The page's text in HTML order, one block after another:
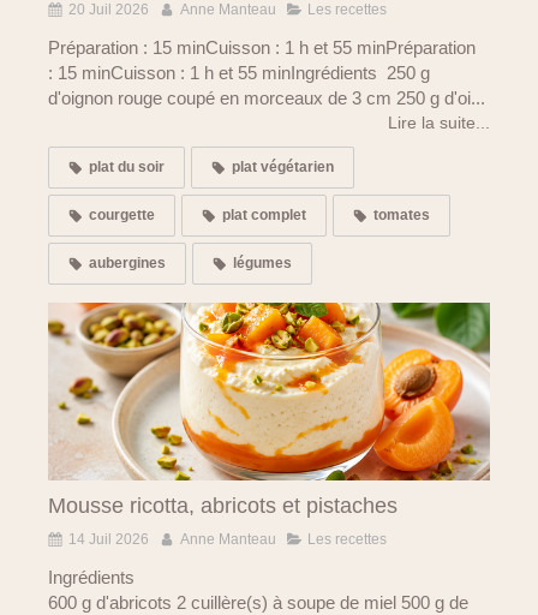
20 Juil 2026 Anne Manteau Les recettes
Préparation : 15 minCuisson : 1 h et 55 minPréparation
: 15 minCuisson : 1 h et 55 minIngrédients 250 g
d'oignon rouge coupé en morceaux de 3 cm 250 g d'oi...
Lire la suite...
plat du soir plat végétarien
courgette plat complet tomates
aubergines légumes
Mousse ricotta, abricots et pistaches
14 Juil 2026 Anne Manteau Les recettes
Ingrédients
600 g d'abricots 2 cuillère(s) à soupe de miel 500 g de